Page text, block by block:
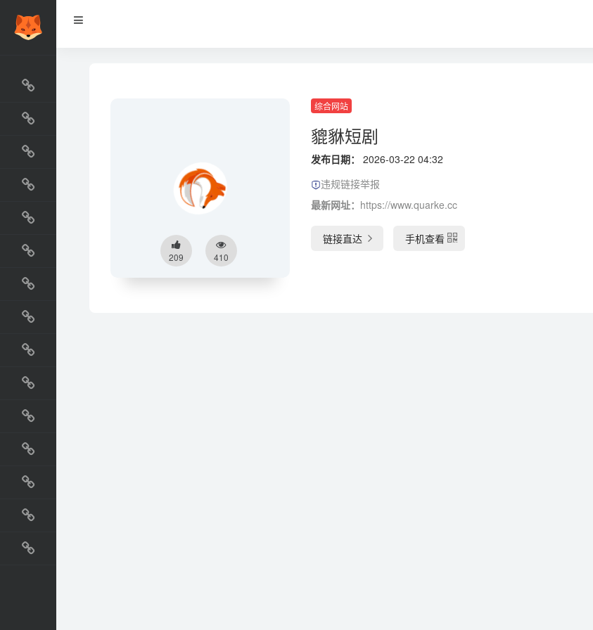
最新收录
网站资源榜
交流排行榜
金融排行榜
阅读排行榜
工具排行榜
设计排行榜
国外网站
生活
直播
动漫
电影
教程
纪录片
209 410
综合网站
貔貅短剧
发布日期：
2026-03-22 04:32
违规链接举报
最新网址： https://www.quarke.cc
链接直达 手机查看